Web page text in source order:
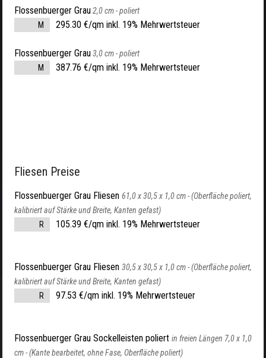
Flossenbuerger Grau2,0 cm -poliert
M
295.30 €/qm inkl. 19% Mehrwertsteuer
Flossenbuerger Grau3,0 cm -poliert
M
387.76 €/qm inkl. 19% Mehrwertsteuer
Fliesen Preise
Flossenbuerger Grau Fliesen 61,0 x 30,5 x 1,0 cm -(Oberfläche poliert,
kalibriert auf Stärke und Breite, Kanten gefast)
R
105.39 €/qm inkl. 19% Mehrwertsteuer
Flossenbuerger Grau Fliesen 30,5 x 30,5 x 1,0 cm -(Oberfläche poliert,
kalibriert auf Stärke und Breite, Kanten gefast)
R
97.53 €/qm inkl. 19% Mehrwertsteuer
Flossenbuerger Grau Sockelleisten poliert in freien Längen 7,0 x 1,0
cm -(Kante bearbeitet, ohne Fase, Oberfläche poliert)